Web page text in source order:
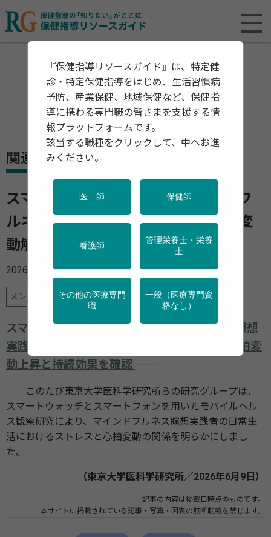
関連資料・リリース
スマートウォッチを用いたマインドフ
ルネス瞑想実践者のストレス・心拍変
動解析
2026年06月25日
メンタルヘルス 調査・統計
スマートウォッチを用いたマインドフルネス瞑想
実践者のストレス・心拍変動解析―― 瞑想中の心拍変
動上昇と持続効果を確認 ――
このたび東京大学医科学研究所らの研究グループは、
スマートウォッチとスマートフォンを用いたモバイルヘル
ス観察研究により、マインドフルネス瞑想実践者の日常生
活におけるストレスと心拍変動の関係を明らかにしまし
た。
（東京大学医科学研究所／2026年6月9日）
記事の内容は掲載日時点のものです。
本サイトに掲載されている記事・写真・図表の無断転載を禁じます。
『保健指導リソースガイド』は、特定健
診・特定保健指導をはじめ、生活習慣病
予防、産業保健、地域保健など、保健指
導に携わる専門職の皆さまを支援する情
報プラットフォームです。
該当する職種をクリックして、中へお進
みください。
医 師 保健師
看護師
管理栄養士・栄養
士
その他の医療専門
職
一般（医療専門資
格なし）